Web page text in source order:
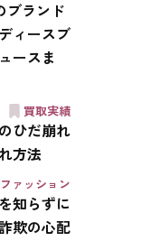
ブランド
ィースブ
ースま
買取実績
ひだ崩れ
方法
ファッション
知らずに
欺の心配